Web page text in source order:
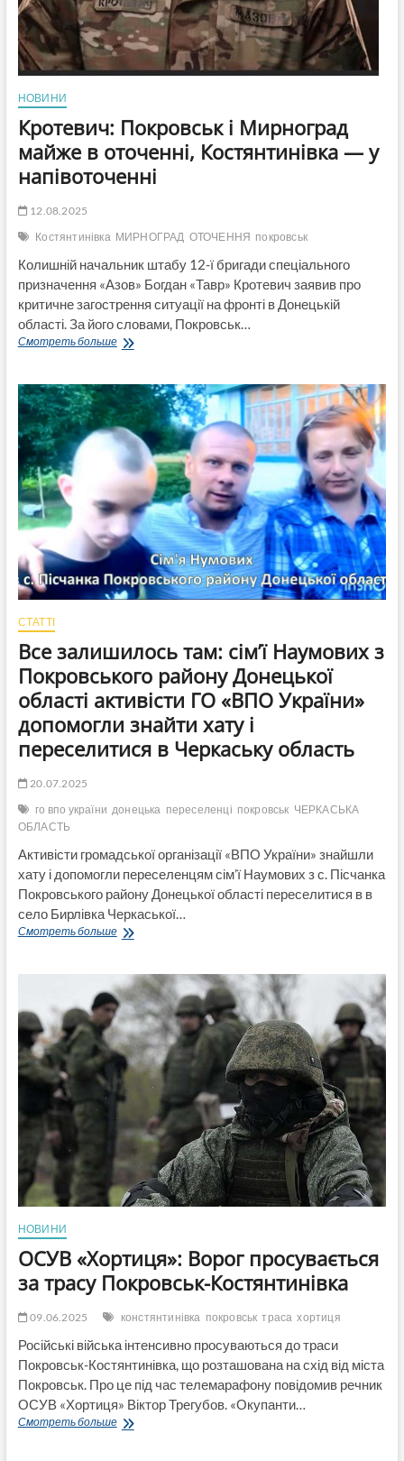
НОВИНИ
Кротевич: Покровськ і Мирноград
майже в оточенні, Костянтинівка — у
напівоточенні
12.08.2025
Костянтинівка МИРНОГРАД ОТОЧЕННЯ покровськ
Колишній начальник штабу 12-ї бригади спеціального
призначення «Азов» Богдан «Тавр» Кротевич заявив про
критичне загострення ситуації на фронті в Донецькій
області. За його словами, Покровськ…
Смотреть большеКротевич:
Мирноград
майже
в
оточенні,
Костянтинівка
—
у
напівоточенні
СТАТТІ
Все залишилось там: сім’ї Наумових з
Покровського району Донецької
області активісти ГО «ВПО України»
допомогли знайти хату і
переселитися в Черкаську область
20.07.2025
го впо україни донецька переселенці покровськ ЧЕРКАСЬКА
ОБЛАСТЬ
Активісти громадської організації «ВПО України» знайшли
хату і допомогли переселенцям сім’ї Наумових з с. Пісчанка
Покровського району Донецької області переселитися в в
село Бирлівка Черкаської…
Смотреть большеВсе
сім’ї
Наумових
з
Покровського
району
Донецької
області
активісти
України»
допомогли
знайти
хату
і
Черкаську
область
НОВИНИ
ОСУВ «Хортиця»: Ворог просувається
за трасу Покровськ-Костянтинівка
09.06.2025 констянтинівка покровськ траса хортиця
Російські війська інтенсивно просуваються до траси
Покровськ-Костянтинівка, що розташована на схід від міста
Покровськ. Про це під час телемарафону повідомив речник
ОСУВ «Хортиця» Віктор Трегубов. «Окупанти…
Смотреть большеОСУВ